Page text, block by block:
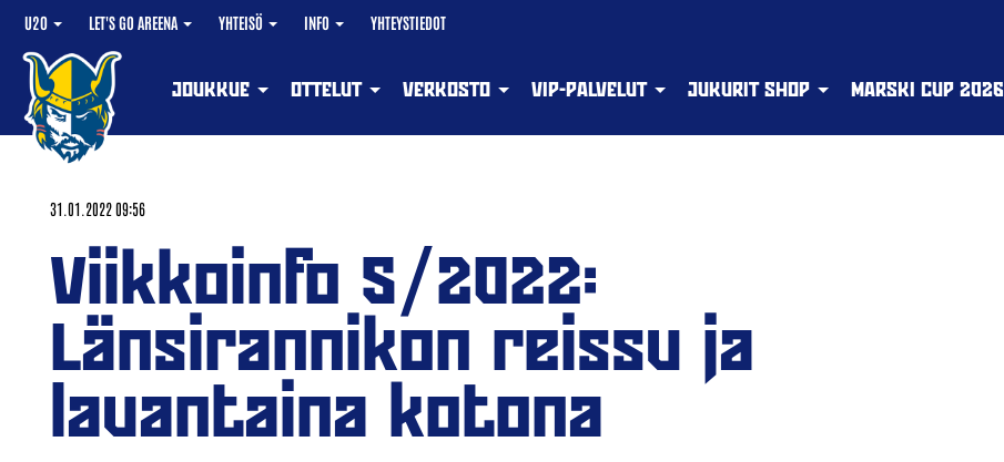
U20 LET'S GO AREENA YHTEISÖ INFO YHTEYSTIEDOT
JOUKKUE OTTELUT VERKOSTO VIP-PALVELUT JUKURIT SHOP MARSKI CUP 2026
31.01.2022 09:56
Viikkoinfo 5/2022:
Länsirannikon reissu ja
lauantaina kotona